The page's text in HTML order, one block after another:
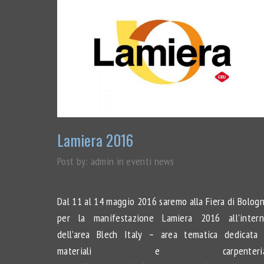
Lamiera 2016
Post by: admin in eventi news
Dal 11 al 14 maggio 2016 saremo alla Fiera di
per la manifestazione Lamiera 2016
dell’area Blech Italy – area tematica dedicata
materiali e